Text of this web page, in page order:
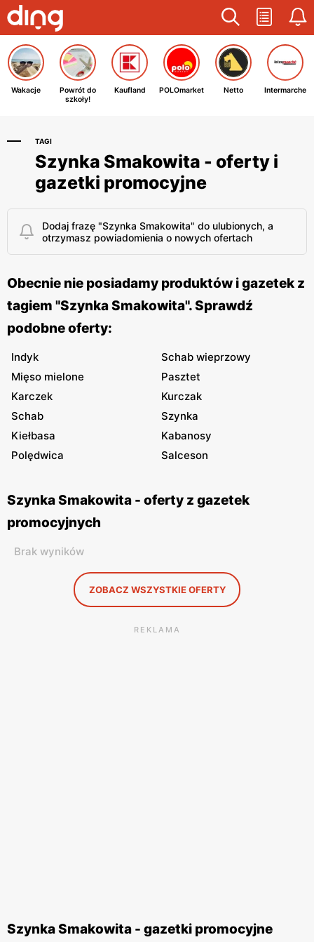
Wakacje
Powrót do
szkoły!
Kaufland POLOmarket Netto Intermarche
TAGI
Szynka Smakowita - oferty i
gazetki promocyjne
Dodaj frazę "Szynka Smakowita" do ulubionych, a
otrzymasz powiadomienia o nowych ofertach
Obecnie nie posiadamy produktów i gazetek z
tagiem "Szynka Smakowita". Sprawdź
podobne oferty:
Indyk
Schab wieprzowy
Mięso mielone
Pasztet
Karczek
Kurczak
Schab
Szynka
Kiełbasa
Kabanosy
Polędwica
Salceson
Szynka Smakowita - oferty z gazetek
promocyjnych
Brak wyników
ZOBACZ WSZYSTKIE OFERTY
REKLAMA
Szynka Smakowita - gazetki promocyjne